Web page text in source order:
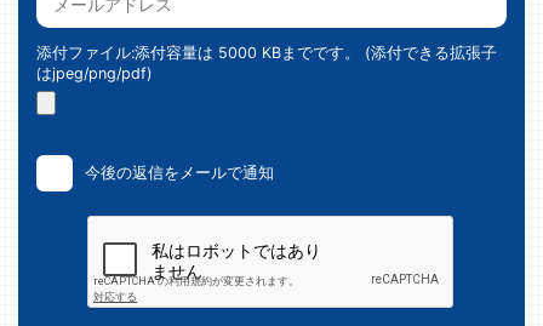
添付ファイル:添付容量は 5000 KBまでです。 (添付できる拡張子
はjpeg/png/pdf)
今後の返信をメールで通知